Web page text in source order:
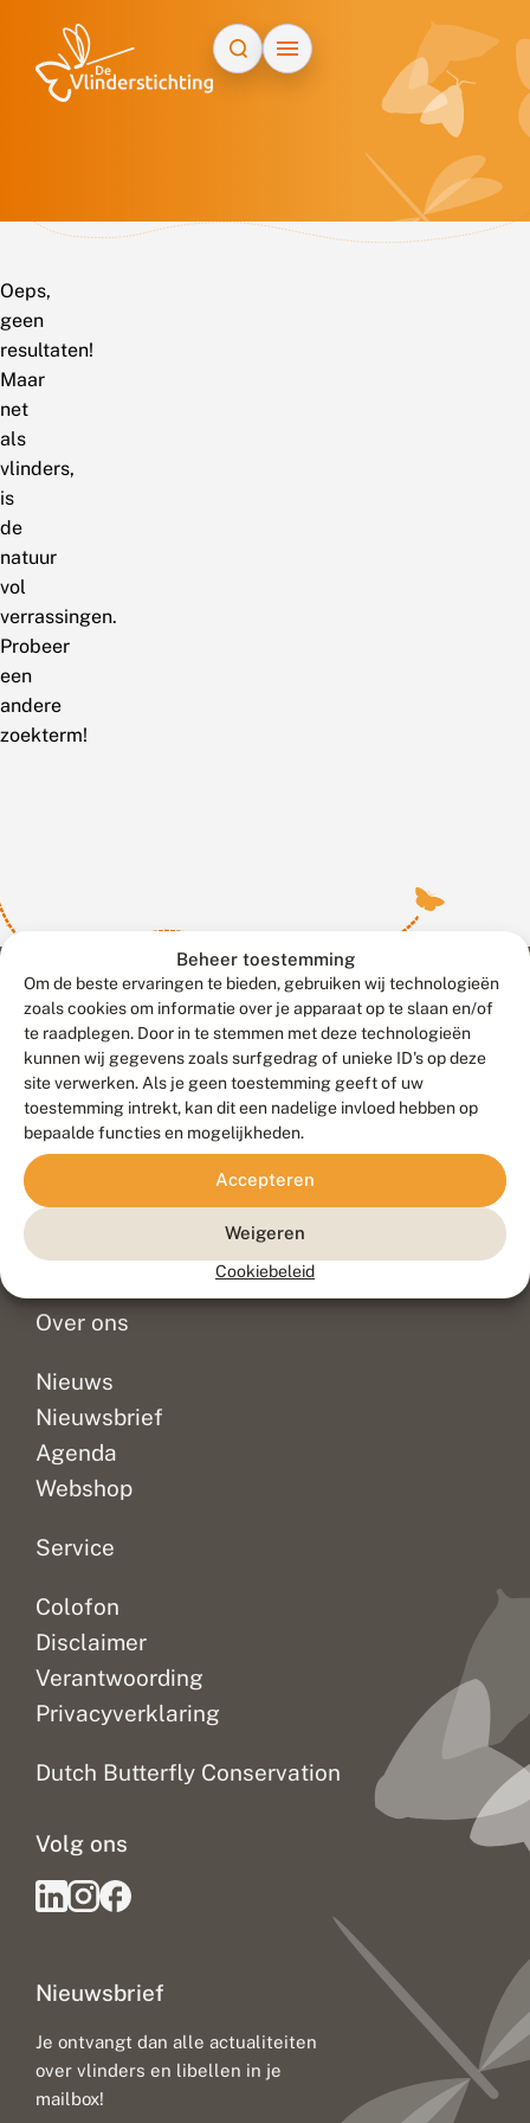
Beheer toestemming
Om de beste ervaringen te bieden, gebruiken wij technologieën
zoals cookies om informatie over je apparaat op te slaan en/of
te raadplegen. Door in te stemmen met deze technologieën
kunnen wij gegevens zoals surfgedrag of unieke ID's op deze
site verwerken. Als je geen toestemming geeft of uw
toestemming intrekt, kan dit een nadelige invloed hebben op
bepaalde functies en mogelijkheden.
Accepteren
Weigeren
Cookiebeleid
Oeps,
geen
resultaten!
Maar
net
als
vlinders,
is
de
natuur
vol
verrassingen.
Probeer
een
andere
zoekterm!
Contact
Veelgestelde vragen
Doneer
Over ons
Nieuws
Nieuwsbrief
Agenda
Webshop
Service
Colofon
Disclaimer
Verantwoording
Privacyverklaring
Dutch Butterfly Conservation
Nieuwsbrief
Je ontvangt dan alle actualiteiten
over vlinders en libellen in je
mailbox!
Volg ons
Meld waarnemingen© 2026 Vlinderstichting
Duurzaam ontwikkeld door
Go2People
, ontworpen door
Blue Field Agency
Privacy
Disclaimer
Sitemap